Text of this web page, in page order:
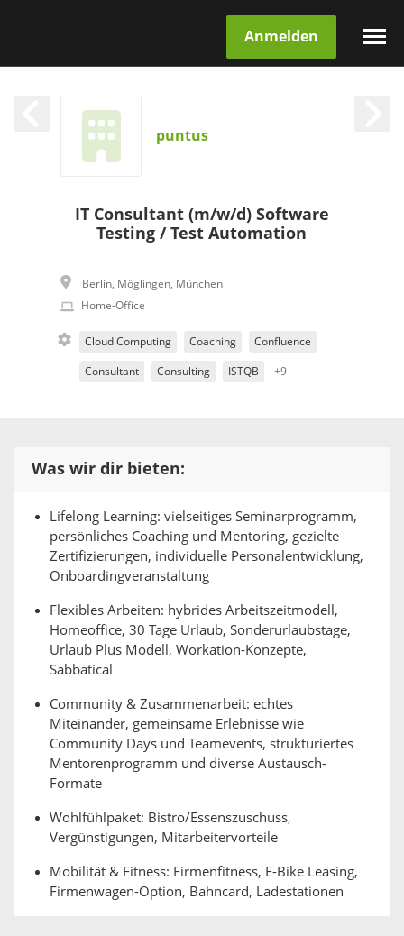
Anmelden
puntus
IT Consultant (m/w/d) Software
Testing / Test Automation
Berlin, Möglingen, München
Home-Office
Cloud Computing Coaching Confluence
Consultant Consulting ISTQB +9
Was wir dir bieten:
Lifelong Learning: vielseitiges Seminarprogramm,
persönliches Coaching und Mentoring, gezielte
Zertifizierungen, individuelle Personalentwicklung,
Onboardingveranstaltung
Flexibles Arbeiten: hybrides Arbeitszeitmodell,
Homeoffice, 30 Tage Urlaub, Sonderurlaubstage,
Urlaub Plus Modell, Workation-Konzepte,
Sabbatical
Community & Zusammenarbeit: echtes
Miteinander, gemeinsame Erlebnisse wie
Community Days und Teamevents, strukturiertes
Mentorenprogramm und diverse Austausch-
Formate
Wohlfühlpaket: Bistro/Essenszuschuss,
Vergünstigungen, Mitarbeitervorteile
Mobilität & Fitness: Firmenfitness, E-Bike Leasing,
Firmenwagen-Option, Bahncard, Ladestationen